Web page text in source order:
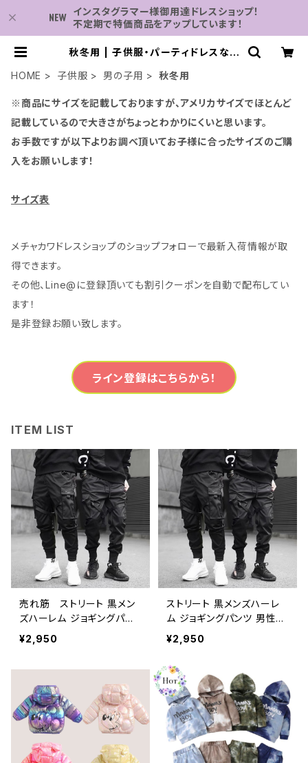
インスタグラマー様御用達ドレスショップ！
不定期で特価商品をアップしています！
秋冬用 | 子供服・パーティドレスなら
発表会の為のドレスショップ
HOME 子供服 男の子用 秋冬用
※商品にサイズを記載しておりますが、アメリカサイズでほとんど
記載しているので大きさがちょっとわかりにくいと思います。
お手数ですが以下よりお調べ頂いてお子様に合ったサイズのご購
入をお願いします！
サイズ表
メチャカワドレスショップのショップフォローで最新入荷情報が取
得できます。
その他、Line@に登録頂いても割引クーポンを自動で配布してい
ます！
是非登録お願い致します。
ライン登録はこちらから！
ITEM LIST
売れ筋 ストリート 黒メン
ズハーレム ジョギングパン
ツ 男性カーゴパンツ 2023
ヒップホップ ポケットスウェ
¥2,950
ストリート 黒メンズハーレ
ム ジョギングパンツ 男性カ
ーゴパンツ 2023 ヒップホ
ップ ポケットスウェットパン
¥2,950